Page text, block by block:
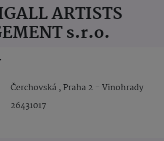
ARTISTS
s.r.o.
Čerchovská , Praha 2 - Vinohrady
26431017